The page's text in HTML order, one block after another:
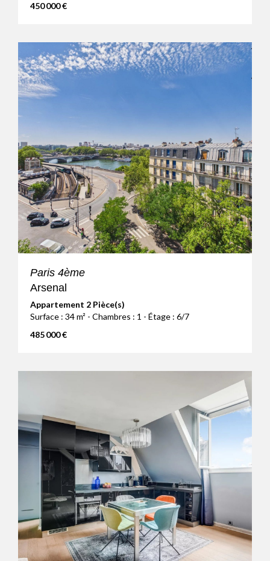
450 000 €
Paris 4ème
Arsenal
Appartement 2 Pièce(s)
Surface : 34 m² - Chambres : 1 - Étage : 6/7
485 000 €